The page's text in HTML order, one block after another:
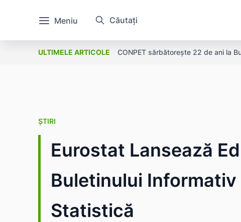
Meniu Căutați
ULTIMELE ARTICOLE CONPET sărbătorește 22 de ani la
ȘTIRI
Eurostat Lansează
Buletinului
Statistică